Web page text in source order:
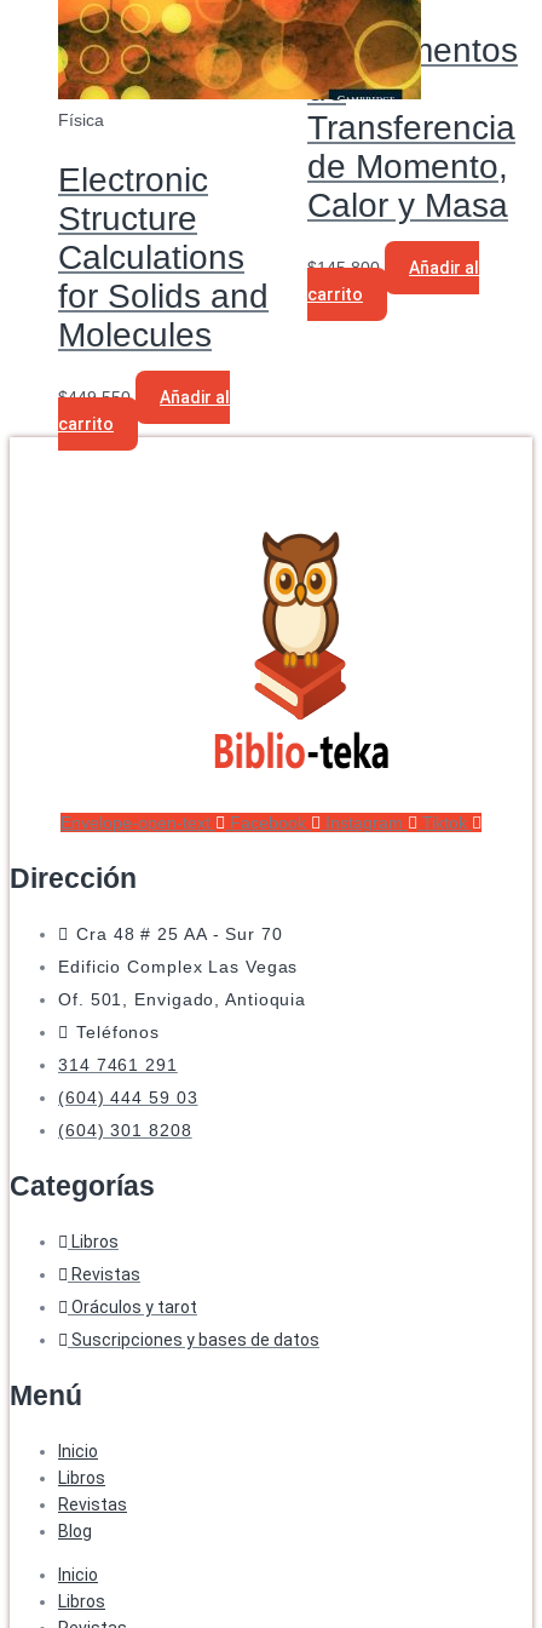
Física
Electronic
Structure
Calculations
for Solids and
Molecules
$449.550
Añadir al
carrito
Fundamentos
de
Transferencia
de Momento,
Calor y Masa
$145.800
Añadir al
carrito
Envelope-open-text Facebook Instagram Tiktok
Dirección
Cra 48 # 25 AA - Sur 70
Edificio Complex Las Vegas
Of. 501, Envigado, Antioquia
Teléfonos
314 7461 291
(604) 444 59 03
(604) 301 8208
Categorías
Libros
Revistas
Oráculos y tarot
Suscripciones y bases de datos
Menú
Inicio
Libros
Revistas
Blog
Inicio
Libros